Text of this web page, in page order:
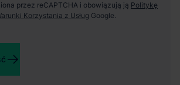
przez reCAPTCHA i obowiązują ją Politykę
Korzystania z Usług Google.